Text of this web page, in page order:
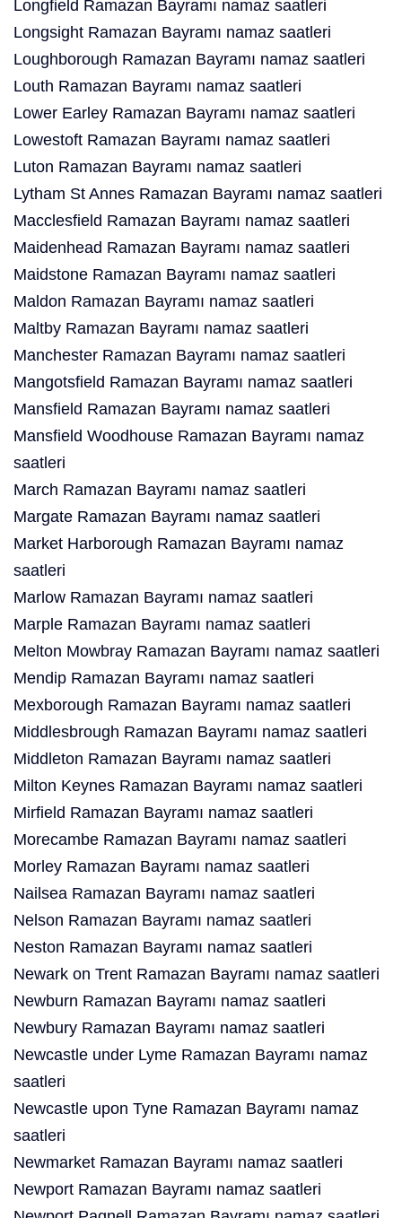
Longfield Ramazan Bayramı namaz saatleri
Longsight Ramazan Bayramı namaz saatleri
Loughborough Ramazan Bayramı namaz saatleri
Louth Ramazan Bayramı namaz saatleri
Lower Earley Ramazan Bayramı namaz saatleri
Lowestoft Ramazan Bayramı namaz saatleri
Luton Ramazan Bayramı namaz saatleri
Lytham St Annes Ramazan Bayramı namaz saatleri
Macclesfield Ramazan Bayramı namaz saatleri
Maidenhead Ramazan Bayramı namaz saatleri
Maidstone Ramazan Bayramı namaz saatleri
Maldon Ramazan Bayramı namaz saatleri
Maltby Ramazan Bayramı namaz saatleri
Manchester Ramazan Bayramı namaz saatleri
Mangotsfield Ramazan Bayramı namaz saatleri
Mansfield Ramazan Bayramı namaz saatleri
Mansfield Woodhouse Ramazan Bayramı namaz
saatleri
March Ramazan Bayramı namaz saatleri
Margate Ramazan Bayramı namaz saatleri
Market Harborough Ramazan Bayramı namaz
saatleri
Marlow Ramazan Bayramı namaz saatleri
Marple Ramazan Bayramı namaz saatleri
Melton Mowbray Ramazan Bayramı namaz saatleri
Mendip Ramazan Bayramı namaz saatleri
Mexborough Ramazan Bayramı namaz saatleri
Middlesbrough Ramazan Bayramı namaz saatleri
Middleton Ramazan Bayramı namaz saatleri
Milton Keynes Ramazan Bayramı namaz saatleri
Mirfield Ramazan Bayramı namaz saatleri
Morecambe Ramazan Bayramı namaz saatleri
Morley Ramazan Bayramı namaz saatleri
Nailsea Ramazan Bayramı namaz saatleri
Nelson Ramazan Bayramı namaz saatleri
Neston Ramazan Bayramı namaz saatleri
Newark on Trent Ramazan Bayramı namaz saatleri
Newburn Ramazan Bayramı namaz saatleri
Newbury Ramazan Bayramı namaz saatleri
Newcastle under Lyme Ramazan Bayramı namaz
saatleri
Newcastle upon Tyne Ramazan Bayramı namaz
saatleri
Newmarket Ramazan Bayramı namaz saatleri
Newport Ramazan Bayramı namaz saatleri